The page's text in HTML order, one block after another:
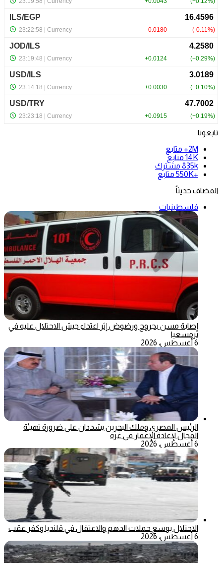
تابعونا
2M+
متابع
14K متابع
835k مشترك
+550K
متابع
المضاف حديثاً
فلسطينيات
إصابة مسن بجروح ورضوض إثر اعتداء جيش الاحتلال عليه في
ترمسعيا
6 أغسطس، 2026
الرئيس المصري وملك البحرين يشددان على ضرورة تهيئة
المجال لإعادة الإعمار في غزة
6 أغسطس، 2026
الاحتلال يوسع حملات الدهم والاعتقال في قلنديا وكفر عقب
6 أغسطس، 2026